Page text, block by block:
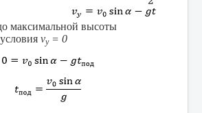
максимальной высоты
vy= 0